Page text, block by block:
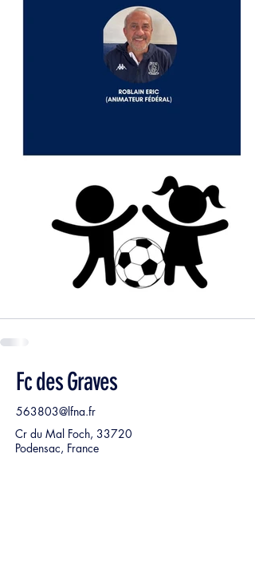
Fc des Graves
563803@lfna.fr
Cr du Mal Foch, 33720
Podensac, France